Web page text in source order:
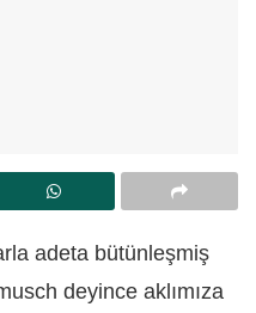
adeta bütünleşmiş
deyince aklımıza